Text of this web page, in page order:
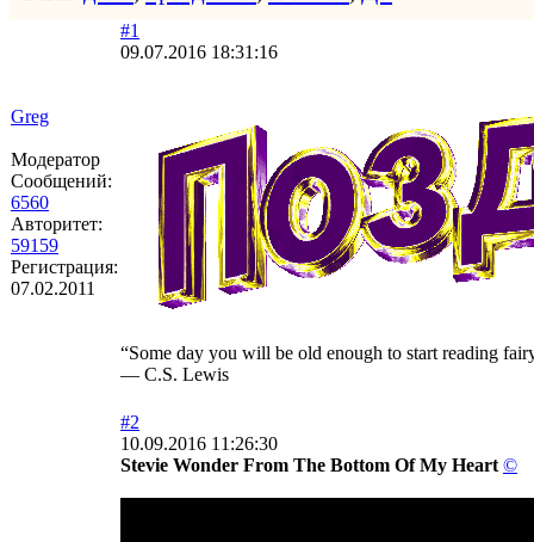
Greg
Модератор
Сообщений:
6560
Авторитет:
59159
Регистрация:
07.02.2011
#1
09.07.2016 18:31:16
“Some day you will be old enough to start reading
― C.S. Lewis
#2
10.09.2016 11:26:30
Stevie Wonder From The Bottom Of My Heart ©